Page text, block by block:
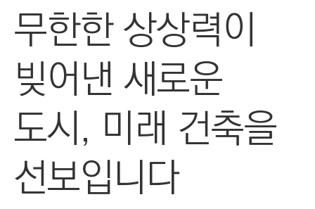
&
C
O
N
S
T
R
T
무한한 상상력이
빚어낸 새로운
도시, 미래 건축을
선보입니다